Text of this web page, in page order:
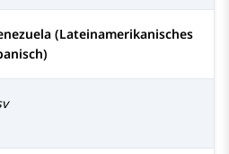
(Lateinamerikanisches